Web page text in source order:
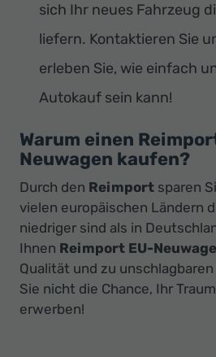
sich Ihr neues Fahrzeug
liefern. Kontaktieren Sie
erleben Sie, wie einfach
Autokauf sein kann!
Warum einen
Neuwagen kaufen?
Durch den Reimport sparen
vielen europäischen Ländern
niedriger sind als in
Ihnen Reimport EU-
Qualität und zu
Sie nicht die Chance, Ihr
erwerben!